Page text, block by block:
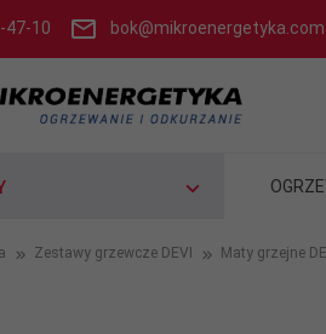
47-10
Zestawy grzewcze DEVI Maty grzejne